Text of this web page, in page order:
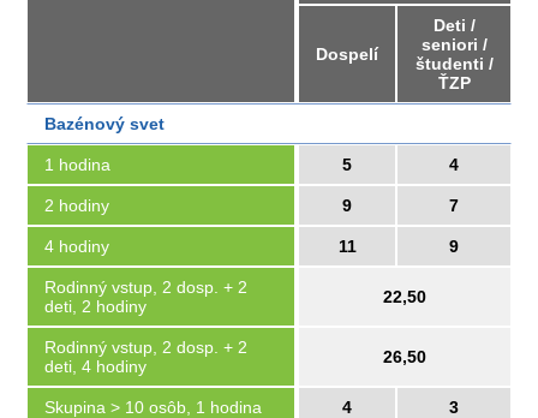
Dospelí
Deti /
seniori /
študenti /
ŤZP
Bazénový svet
1 hodina 5 4
2 hodiny 9 7
4 hodiny 11 9
Rodinný vstup, 2 dosp. + 2
deti, 2 hodiny
22,50
Rodinný vstup, 2 dosp. + 2
deti, 4 hodiny
26,50
Skupina > 10 osôb, 1 hodina 4 3